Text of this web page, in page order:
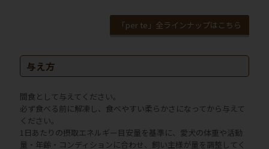
「per te」全ラインナップはこちら
与え方
間食として与えてください。
必ず食べる前に解凍し、食べやすい柔らかさになってから与えて
ください。
1日あたりの摂取エネルギー目安量を基準に、愛犬の体重や活動
量・年齢・コンディションに合わせ、飼い主様が量を調整してく